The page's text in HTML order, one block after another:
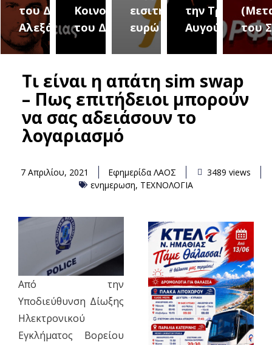
του Δήμου
Αλεξάνδρειας
Κοινοτήτων
του Δήμου
εισιτήριο 2
ευρώ
την Τρίτη 18
Αυγούστουτου
Τι είναι η απάτη sim swap
– Πως επιτήδειοι μπορούν
να σας αδειάσουν το
λογαριασμό
7 Απριλίου, 2021 Εφημερίδα ΛΑΟΣ
3489 views
ενημερωση, ΤΕΧΝΟΛΟΓΙΑ
Από την
Υποδιεύθυνση Δίωξης
Ηλεκτρονικού
Εγκλήματος Βορείου